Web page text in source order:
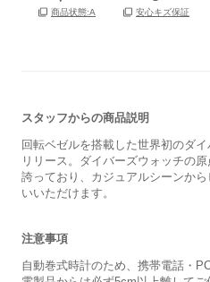
商品状態:A 安心キズ保証
スタッフからの商品説明
回転ベゼルを搭載した世界初のダ
リリース。ダイバーズウォッチの
誇っており、カジュアルシーンか
いいただけます。
注意事項
自動巻式時計のため、携帯電話・